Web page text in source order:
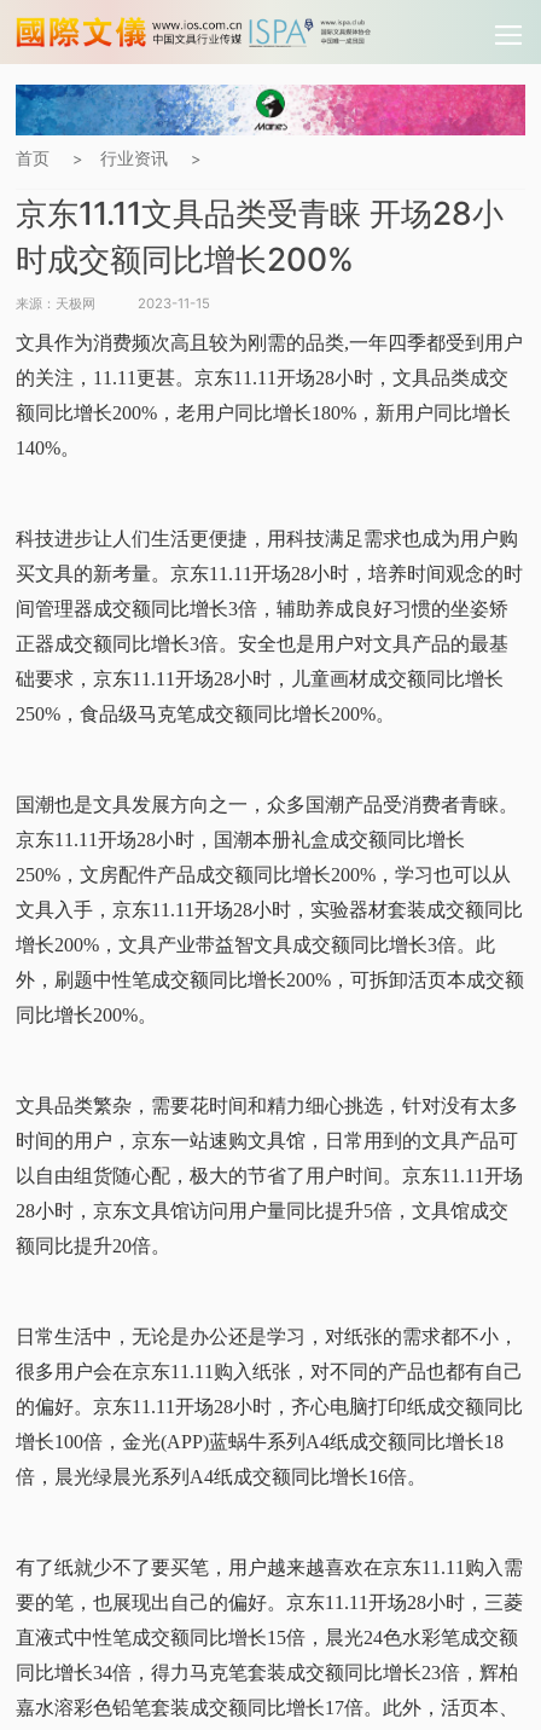
首页 > 行业资讯 >
京东11.11文具品类受青睐 开场28小
时成交额同比增长200%
来源：天极网 2023-11-15
文具作为消费频次高且较为刚需的品类,一年四季都受到用户
的关注，11.11更甚。京东11.11开场28小时，文具品类成交
额同比增长200%，老用户同比增长180%，新用户同比增长
140%。
科技进步让人们生活更便捷，用科技满足需求也成为用户购
买文具的新考量。京东11.11开场28小时，培养时间观念的时
间管理器成交额同比增长3倍，辅助养成良好习惯的坐姿矫
正器成交额同比增长3倍。安全也是用户对文具产品的最基
础要求，京东11.11开场28小时，儿童画材成交额同比增长
250%，食品级马克笔成交额同比增长200%。
国潮也是文具发展方向之一，众多国潮产品受消费者青睐。
京东11.11开场28小时，国潮本册礼盒成交额同比增长
250%，文房配件产品成交额同比增长200%，学习也可以从
文具入手，京东11.11开场28小时，实验器材套装成交额同比
增长200%，文具产业带益智文具成交额同比增长3倍。此
外，刷题中性笔成交额同比增长200%，可拆卸活页本成交额
同比增长200%。
文具品类繁杂，需要花时间和精力细心挑选，针对没有太多
时间的用户，京东一站速购文具馆，日常用到的文具产品可
以自由组货随心配，极大的节省了用户时间。京东11.11开场
28小时，京东文具馆访问用户量同比提升5倍，文具馆成交
额同比提升20倍。
日常生活中，无论是办公还是学习，对纸张的需求都不小，
很多用户会在京东11.11购入纸张，对不同的产品也都有自己
的偏好。京东11.11开场28小时，齐心电脑打印纸成交额同比
增长100倍，金光(APP)蓝蜗牛系列A4纸成交额同比增长18
倍，晨光绿晨光系列A4纸成交额同比增长16倍。
有了纸就少不了要买笔，用户越来越喜欢在京东11.11购入需
要的笔，也展现出自己的偏好。京东11.11开场28小时，三菱
直液式中性笔成交额同比增长15倍，晨光24色水彩笔成交额
同比增长34倍，得力马克笔套装成交额同比增长23倍，辉柏
嘉水溶彩色铅笔套装成交额同比增长17倍。此外，活页本、